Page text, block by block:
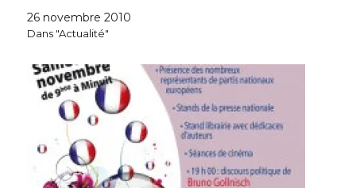
26 novembre 2010
Dans "Actualité"